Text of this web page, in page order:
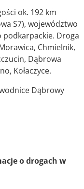
ok. 192 km
S7), województwo
podkarpackie. Droga
Chmielnik,
Dąbrowa
Kołaczyce.
Dąbrowy
o drogach w